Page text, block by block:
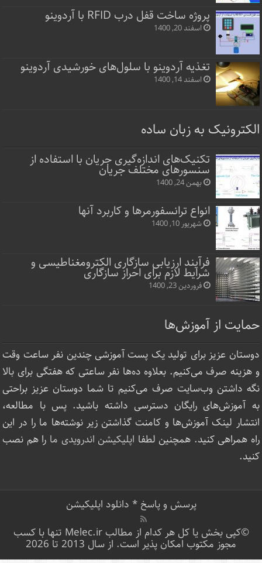
پروژه ساخت قفل‌ درب RFID با آردوینو
اسفند 20, 1400
تغذیه آردوینو با سلول‌های خورشیدی آردوینو
اسفند 14, 1400
الکترونیک به زبان ساده
تکنیک‌های اندازه‌گیری جریان با استفاده از
سنسورهای مختلف جریان
بهمن 24, 1400
انواع ترانسفورمرها و کاربرد آنها
شهریور 10, 1400
فرآیند ارزیابی سازگاری الکترومغناطیسی و
شرایط لازم برای احراز سازگاری
فروردین 23, 1400
حمایت از آموزش‌ها
دوستان عزیز برای تولید یک پست آموزشی چندین نفر ساعت‌ وقت
و هزینه صرف می‌کنیم. بعلاوه ده‌ها نفر ساعتی که هفتگی برای بالا
نگه داشتن وب‌سایت صرف ‌می‌کنیم تا شما دوستان عزیز براحتی
به آموزش‌های رایگان دسترسی داشته باشید. پس با مطالعه،
انتشار لینک‌ آموزش‌ها و کامنت گذاشتن زیر نوشته‌‌ها ما را در این
راه همراهی کنید. همچنین لطفا اپلیکیشن اندرویدی ما را هم نصب
کنید.
پرسش و پاسخ* دانلود اپلیکیشن
©کپی بخش یا کل هر کدام از مطالب Melec.ir تنها با کسب
مجوز مکتوب امکان پذیر است. از سال 2013 تا 2026